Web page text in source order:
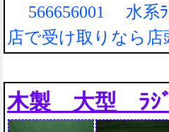
566656001 水系ﾗ
店で受け取りなら店
木製 大型 ﾗｼ